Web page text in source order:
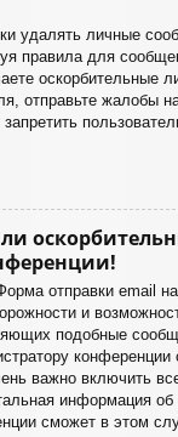
удалять личные
правила для
оскорбительные
отправьте жалобы
отправки email
и
подобные
конференции
важно включить
информация об
сможет в этом